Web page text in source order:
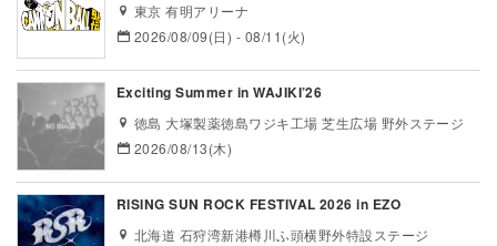
東京 有明アリーナ
2026/08/09(日) - 08/11(火)
Exciting Summer in WAJIKI’26
徳島 大塚製薬徳島ワジキ工場 芝生広場 野外ステージ
2026/08/13(木)
RISING SUN ROCK FESTIVAL 2026 in EZO
北海道 石狩湾新港樽川ふ頭横野外特設ステージ